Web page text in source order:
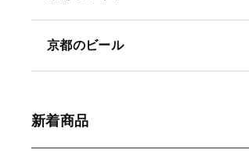
京都のビール
新着商品